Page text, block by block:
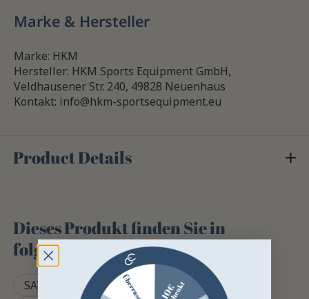
Marke & Hersteller
Marke: HKM
Hersteller: HKM Sports Equipment GmbH,
Veldhausener Str. 240, 49828 Neuenhaus
Kontakt: info@hkm-sportsequipment.eu
Product Details
Dieses Produkt finden Sie in
folgenden Kategorien
SATTELDECKE PONY-AUSRÜSTUNG